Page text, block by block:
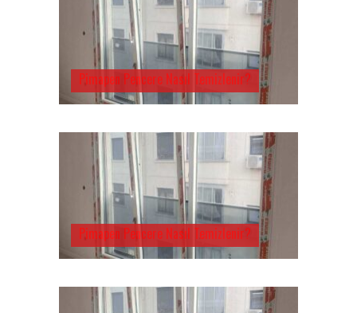
Pimapen Pencere Nasıl Temizlenir?
Pimapen Pencere Nasıl Temizlenir?